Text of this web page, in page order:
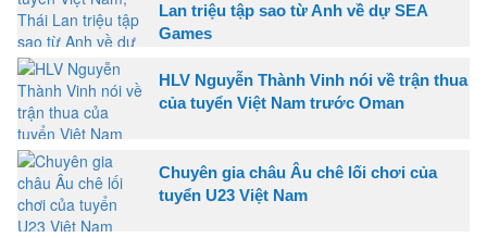
Lan triệu tập sao từ Anh về dự SEA
Games
HLV Nguyễn Thành Vinh nói về trận thua
của tuyển Việt Nam trước Oman
Chuyên gia châu Âu chê lối chơi của
tuyển U23 Việt Nam